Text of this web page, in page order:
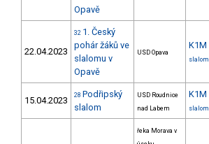
Opavě
22.04.2023
32 1. Český
pohár žáků ve
slalomu v
Opavě
USD Opava
K1M
slalom
15.04.2023 28 Podřipský
slalom
USD Roudnice
nad Labem
K1M
slalom
řeka Morava v